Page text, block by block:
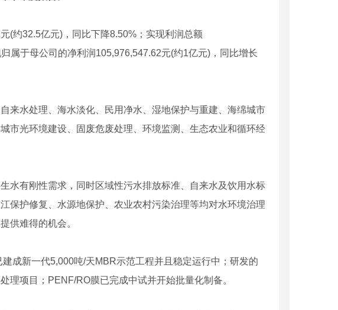
约32.5亿元)，同比下降8.50%；实现利润总额
属于母公司的净利润105,976,547.62元(约1亿元)，同比增长
水处理、海水淡化、民用净水、湿地保护与重建、海绵城市
市光环境建设、固废危废处理、环境监测、生态农业和循环经
有刚性需求，同时区域性污水排放标准、自来水及饮用水标
保护修复、水源地保护、农业农村污染治理等均对水环境治理
供难得的机会。
新一代5,000吨/天MBR示范工程并且稳定运行中；研发的
理项目；PENF/RO膜已完成中试并开始批量化制备。